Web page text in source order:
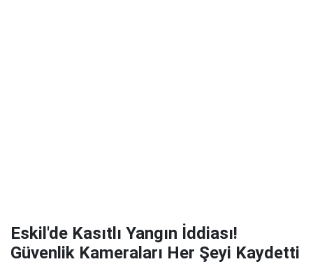
Eskil'de Kasıtlı Yangın İddiası!
Güvenlik Kameraları Her Şeyi Kaydetti